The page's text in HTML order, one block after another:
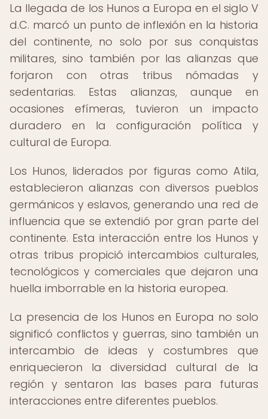
La llegada de los Hunos a Europa en el siglo V
d.C. marcó un punto de inflexión en la historia
del continente, no solo por sus conquistas
militares, sino también por las alianzas que
forjaron con otras tribus nómadas y
sedentarias. Estas alianzas, aunque en
ocasiones efímeras, tuvieron un impacto
duradero en la configuración política y
cultural de Europa.
Los Hunos, liderados por figuras como Atila,
establecieron alianzas con diversos pueblos
germánicos y eslavos, generando una red de
influencia que se extendió por gran parte del
continente. Esta interacción entre los Hunos y
otras tribus propició intercambios culturales,
tecnológicos y comerciales que dejaron una
huella imborrable en la historia europea.
La presencia de los Hunos en Europa no solo
significó conflictos y guerras, sino también un
intercambio de ideas y costumbres que
enriquecieron la diversidad cultural de la
región y sentaron las bases para futuras
interacciones entre diferentes pueblos.